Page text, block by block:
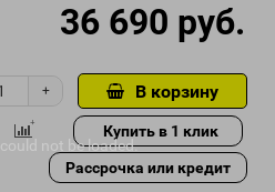
could not be loaded.
36 690 руб.
+ В корзину
Купить в 1 клик
Рассрочка или кредит